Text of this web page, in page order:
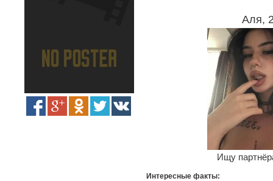
Аля,
Ищу
Интересные факты: